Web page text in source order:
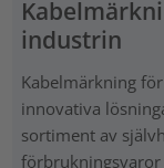
industrin
Kabelmärkning
innovativa
sortiment av
förbrukningsvaror